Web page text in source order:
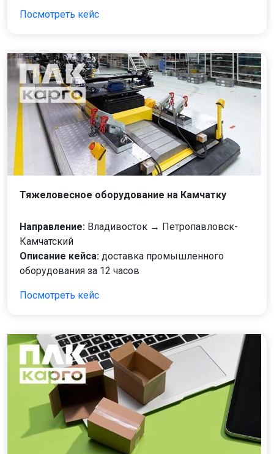
Посмотреть кейс
Тяжеловесное оборудование на Камчатку
Направление: Владивосток → Петропавловск-
Камчатский
Описание кейса: доставка промышленного
оборудования за 12 часов
Посмотреть кейс